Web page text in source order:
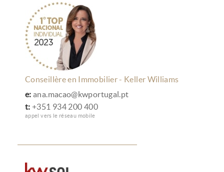
Conseillère en Immobilier - Keller Williams
e: ana.macao@kwportugal.pt
t: +351 934 200 400
appel vers le réseau mobile